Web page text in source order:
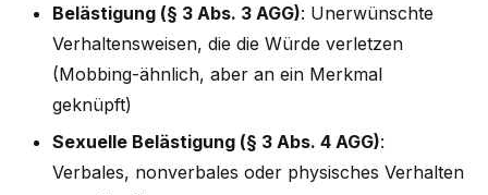
Belästigung (§ 3 Abs. 3 AGG): Unerwünschte
Verhaltensweisen, die die Würde verletzen
(Mobbing-ähnlich, aber an ein Merkmal
geknüpft)
Sexuelle Belästigung (§ 3 Abs. 4 AGG):
Verbales, nonverbales oder physisches Verhalten